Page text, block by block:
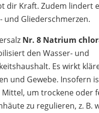
dir Kraft. Zudem lindert
und Gliederschmerzen.
Nr. 8 Natrium
den Wasser- und
Es wirkt
und Gewebe. Insofern
Mittel, um trockene oder
zu regulieren, z. B.